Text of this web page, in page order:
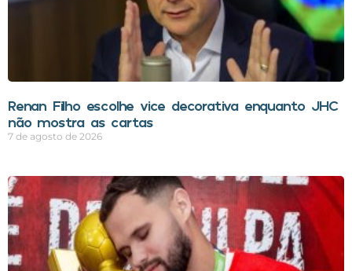
Renan Filho escolhe vice decorativa enquanto JHC
não mostra as cartas
7 de agosto de 2026